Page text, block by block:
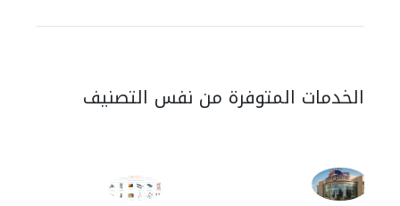
الخدمات المتوفرة من نفس التصنيف